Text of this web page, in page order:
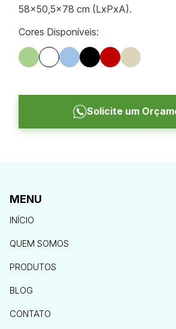
58x50,5x78 cm (LxPxA).
Cores Disponíveis:
Solicite um
MENU
INÍCIO
QUEM SOMOS
PRODUTOS
BLOG
CONTATO